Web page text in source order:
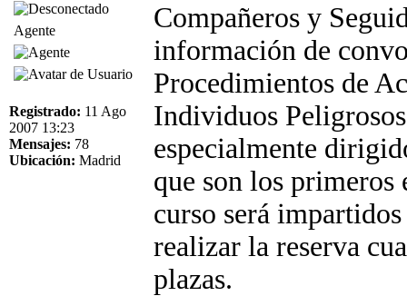
Agente
Registrado: 11 Ago
2007 13:23
Mensajes: 78
Ubicación: Madrid
Compañeros y
información de
Procedimientos de
Individuos
especialmente
que son los primeros
curso será
realizar la reserva
plazas.